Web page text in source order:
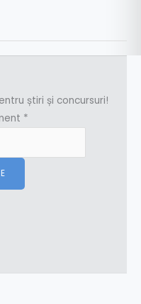
știri și concursuri!
*